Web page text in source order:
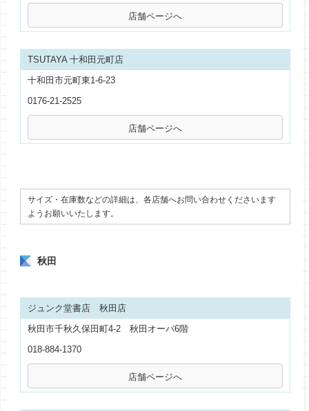
TSUTAYA 十和田元町店
十和田市元町東1-6-23
0176-21-2525
サイズ・在庫数などの詳細は、各店舗へお問い合わせくださいます
ようお願いいたします。
秋田
ジュンク堂書店 秋田店
秋田市千秋久保田町4-2 秋田オーパ6階
018-884-1370